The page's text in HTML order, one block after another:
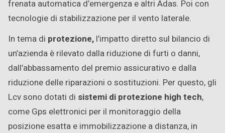
frenata automatica d’emergenza e altri Adas. Poi con
tecnologie di stabilizzazione per il vento laterale.
In tema di protezione, l’impatto diretto sul bilancio di
un’azienda è rilevato dalla riduzione di furti o danni,
dall’abbassamento del premio assicurativo e dalla
riduzione delle riparazioni o sostituzioni. Per questo, gli
Lcv sono dotati di sistemi di protezione high tech,
come Gps elettronici per il monitoraggio della
posizione esatta e immobilizzazione a distanza, in